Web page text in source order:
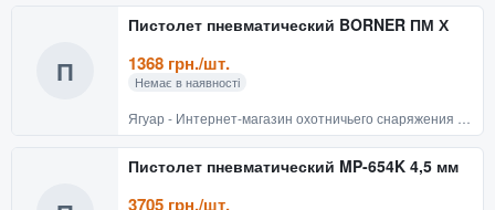
П
Пистолет пневматический BORNER ПМ Х
1368 грн./шт.
Немає в наявності
Пистолет пневматический MP-654K 4,5 мм
3705 грн./шт.